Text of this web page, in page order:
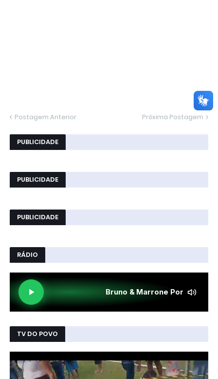
Postagem Anterior Próxima Postagem
PUBLICIDADE
PUBLICIDADE
PUBLICIDADE
RÁDIO
TV DO POVO